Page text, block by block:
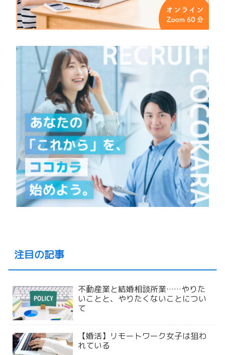
注目の記事
不動産業と結婚相談所業……やりた
いことと、やりたくないことについ
て
【婚活】リモートワーク女子は狙わ
れている